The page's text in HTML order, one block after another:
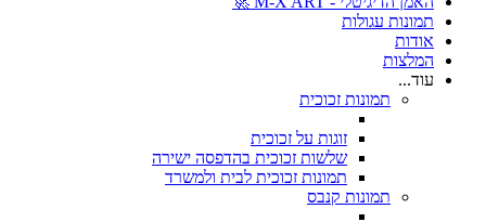
תמונות עגולות
אודות
המלצות
עוד...
תמונות זכוכית
זוגות על זכוכית
שלשות זכוכית בהדפסה ישירה
תמונות זכוכית לבית ולמשרד
תמונות קנבס